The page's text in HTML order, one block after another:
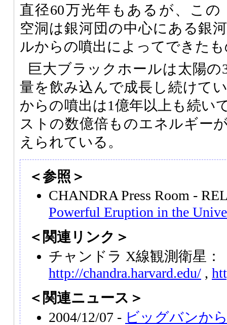
直径60万光年もあるが、この
空洞は銀河団の中心にある銀
ルからの噴出によってできた
巨大ブラックホールは太陽
量を飲み込んで成長し続けて
からの噴出は1億年以上も続い
ストの数億倍ものエネルギー
えられている。
＜参照＞
CHANDRA Press Room -
Powerful Eruption in the
＜関連リンク＞
チャンドラ X線観測衛星：
http://chandra.harvard.edu/ ,
＜関連ニュース＞
2004/12/07 - ビッグバンか